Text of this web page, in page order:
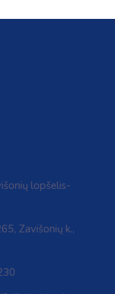
lopšelis-
Zavišonių k.,